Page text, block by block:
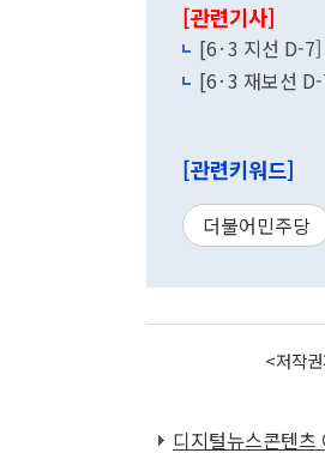
[관련기사]
[6·3 지선 D-7]
[6·3 재보선
[관련키워드]
더불어민주당
<저작
디지털뉴스콘텐츠